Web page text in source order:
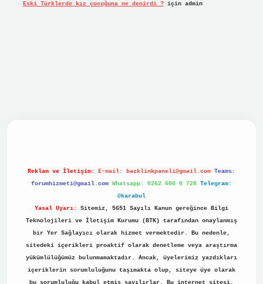
Eski Türklerde kız çocuğuna ne denirdi ?için admin
Reklam ve İletişim: E-mail: backlinkpaneli@gmail.com
Teams:
forumhizmeti@gmail.com Whatsapp: 0262 606 0 726
Telegram:
@karabul
Yasal Uyarı:
Sitemiz, 5651 Sayılı Kanun gereğince Bilgi
Teknolojileri ve İletişim Kurumu (BTK) tarafından onaylanmış
bir Yer Sağlayıcı olarak hizmet vermektedir. Bu nedenle,
sitedeki içerikleri proaktif olarak denetleme veya araştırma
yükümlülüğümüz bulunmamaktadır. Ancak, üyelerimiz yazdıkları
içeriklerin sorumluluğunu taşımakta olup, siteye üye olarak